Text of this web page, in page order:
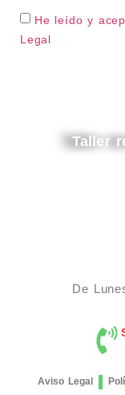
He leído y
Legal
Taller
De
Aviso Legal